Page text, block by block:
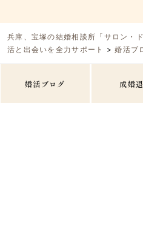
兵庫、宝塚の結婚相談所「サロン・
活と出会いを全力サポート
>婚活ブ
婚活ブログ 成婚